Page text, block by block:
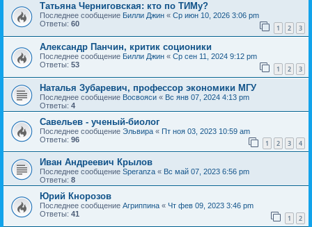
Татьяна Черниговская: кто по ТИМу?
Последнее сообщение Билли Джин « Ср июн 10, 2026 3:06 pm
Ответы: 60 1 2 3
Александр Панчин, критик соционики
Последнее сообщение Билли Джин « Ср сен 11, 2024 9:12 pm
Ответы: 53 1 2 3
Наталья Зубаревич, профессор экономики МГУ
Последнее сообщение Восвояси « Вс янв 07, 2024 4:13 pm
Ответы: 4
Савельев - ученый-биолог
Последнее сообщение Эльвира « Пт ноя 03, 2023 10:59 am
Ответы: 96 1 2 3 4
Иван Андреевич Крылов
Последнее сообщение Speranza « Вс май 07, 2023 6:56 pm
Ответы: 8
Юрий Кнорозов
Последнее сообщение Агриппина « Чт фев 09, 2023 3:46 pm
Ответы: 41 1 2